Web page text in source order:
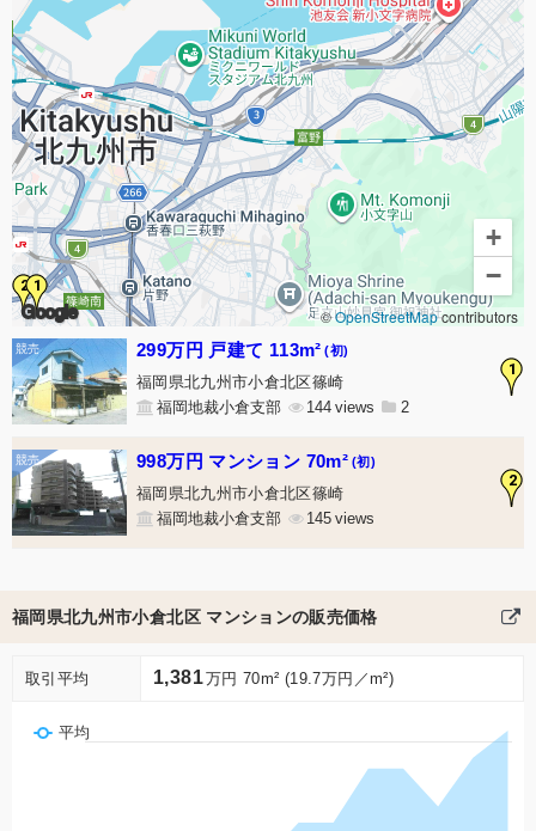
1
2
Google
+
−
©OpenStreetMapcontributors
1
299万円 戸建て 113m² (初)
福岡県北九州市小倉北区篠崎
福岡地裁小倉支部
144 2
2
998万円 マンション 70m² (初)
福岡県北九州市小倉北区篠崎
福岡地裁小倉支部
145
福岡県北九州市小倉北区 マンションの販売価格
取引平均 1,381万円 70m² (19.7万円／m²)
平均